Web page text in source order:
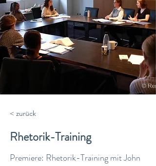
< zurück
Rhetorik-Training
Premiere: Rhetorik-Training mit John